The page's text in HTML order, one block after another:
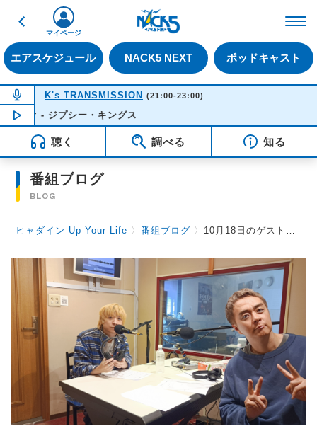
戻る
エアスケジュール NACK5 NEXT ポッドキャスト
マイページ
NOW ON AIR
K's TRANSMISSION (21:00-23:00)
NOW PLAYING 21:55
レオ - ジプシー・キングス
聴く 調べる 知る
番組ブログ
BLOG
ヒャダイン Up Your Life 〉番組ブログ 〉 10月18日のゲストは尾崎世界観さん（クリープハイプ）